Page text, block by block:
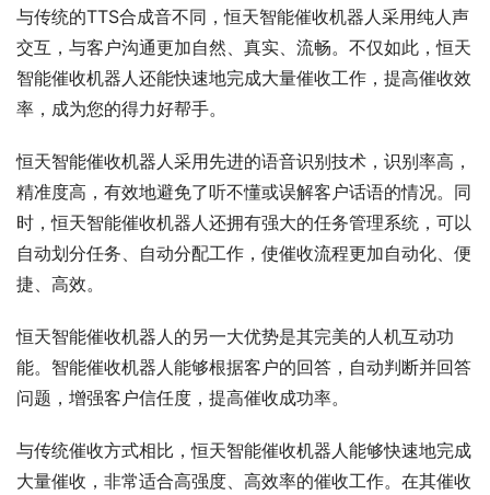
与传统的TTS合成音不同，恒天智能催收机器人采用纯人声
交互，与客户沟通更加自然、真实、流畅。不仅如此，恒天
智能催收机器人还能快速地完成大量催收工作，提高催收效
率，成为您的得力好帮手。
恒天智能催收机器人采用先进的语音识别技术，识别率高，
精准度高，有效地避免了听不懂或误解客户话语的情况。同
时，恒天智能催收机器人还拥有强大的任务管理系统，可以
自动划分任务、自动分配工作，使催收流程更加自动化、便
捷、高效。
恒天智能催收机器人的另一大优势是其完美的人机互动功
能。智能催收机器人能够根据客户的回答，自动判断并回答
问题，增强客户信任度，提高催收成功率。
与传统催收方式相比，恒天智能催收机器人能够快速地完成
大量催收，非常适合高强度、高效率的催收工作。在其催收